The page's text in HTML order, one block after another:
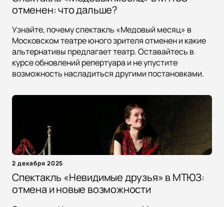
отменен: что дальше?
Узнайте, почему спектакль «Медовый месяц» в
Московском театре юного зрителя отменен и какие
альтернативы предлагает театр. Оставайтесь в
курсе обновлений репертуара и не упустите
возможность насладиться другими постановками.
2 декабря 2025
Спектакль «Невидимые друзья» в МТЮЗ:
отмена и новые возможности